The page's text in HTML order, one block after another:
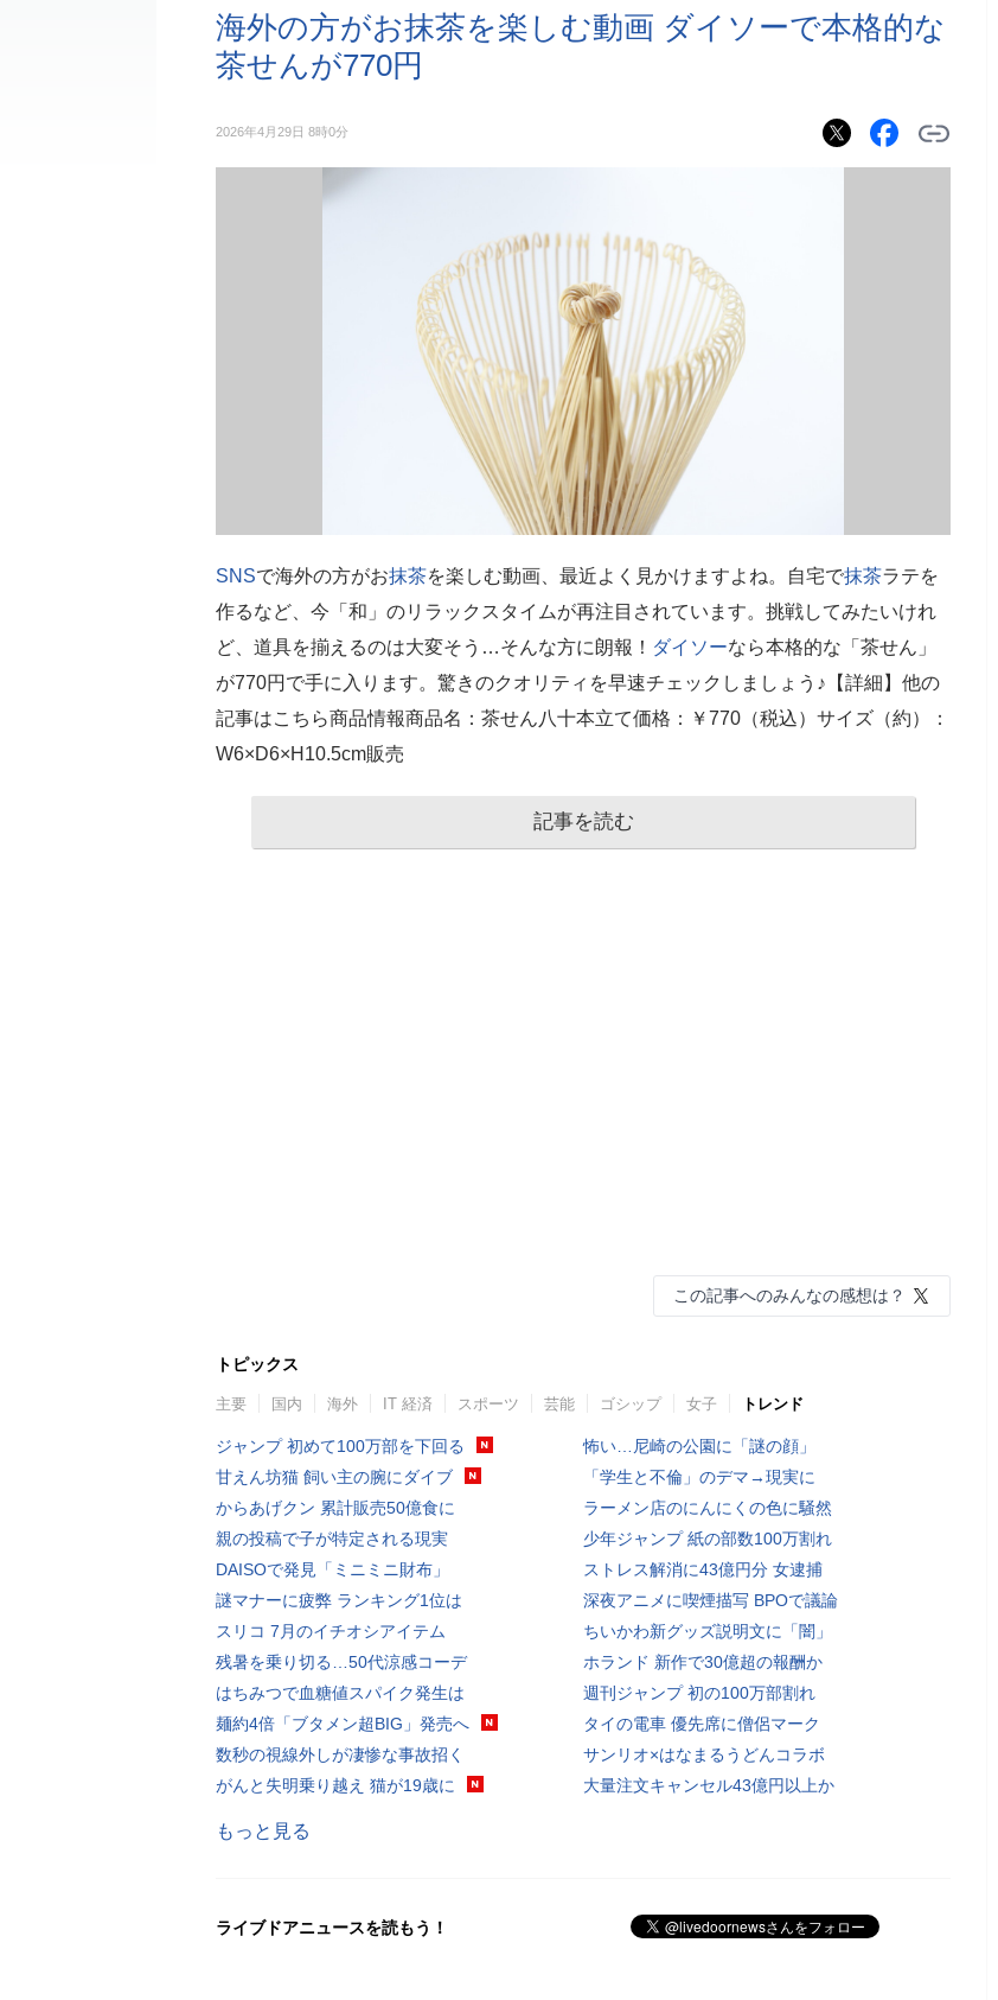
海外の方がお抹茶を楽しむ動画 ダイソーで本格的な
茶せんが770円
2026年4月29日 8時0分
SNSで海外の方がお抹茶を楽しむ動画、最近よく見かけますよね。自宅で抹茶ラテを
作るなど、今「和」のリラックスタイムが再注目されています。挑戦してみたいけれ
ど、道具を揃えるのは大変そう…そんな方に朗報！ ダイソーなら本格的な「茶せん」
が770円で手に入ります。驚きのクオリティを早速チェックしましょう♪【詳細】他の
記事はこちら商品情報商品名：茶せん八十本立て価格：￥770（税込）サイズ（約）：
W6×D6×H10.5cm販売
記事を読む
この記事へのみんなの感想は？
トピックス
主要 国内 海外 IT 経済 スポーツ 芸能 ゴシップ 女子 トレンド
ジャンプ 初めて100万部を下回る
甘えん坊猫 飼い主の腕にダイブ
からあげクン 累計販売50億食に
親の投稿で子が特定される現実
DAISOで発見「ミニミニ財布」
謎マナーに疲弊 ランキング1位は
スリコ 7月のイチオシアイテム
残暑を乗り切る…50代涼感コーデ
はちみつで血糖値スパイク発生は
麺約4倍「ブタメン超BIG」発売へ
数秒の視線外しが凄惨な事故招く
がんと失明乗り越え 猫が19歳に
怖い…尼崎の公園に「謎の顔」
「学生と不倫」のデマ→現実に
ラーメン店のにんにくの色に騒然
少年ジャンプ 紙の部数100万割れ
ストレス解消に43億円分 女逮捕
深夜アニメに喫煙描写 BPOで議論
ちいかわ新グッズ説明文に「闇」
ホランド 新作で30億超の報酬か
週刊ジャンプ 初の100万部割れ
タイの電車 優先席に僧侶マーク
サンリオ×はなまるうどんコラボ
大量注文キャンセル43億円以上か
もっと見る
ライブドアニュースを読もう！